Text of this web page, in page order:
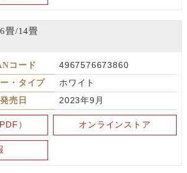
畳/14畳
コード
4967576673860
・タイプ
ホワイト
発売日
2023年9月
） オンラインストア